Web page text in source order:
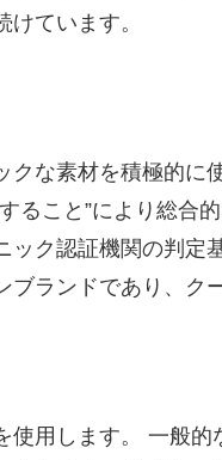
ています。
クな素材を積極的に
ること”により総合
ック認証機関の判定
ブランドであり、ク
使用します。 一般